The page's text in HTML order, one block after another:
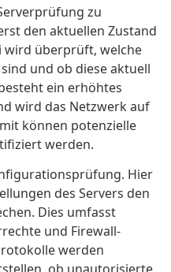
zu
den aktuellen Zustand
wird überprüft, welche
und ob diese aktuell
ein erhöhtes
wird das Netzwerk auf
können potenzielle
werden.
Hier
des Servers den
Dies umfasst
und Firewall-
werden